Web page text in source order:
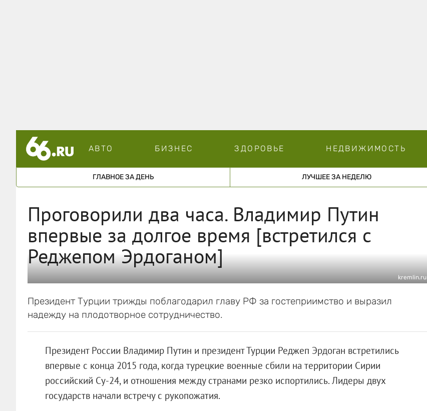
АВТО БИЗНЕС ЗДОРОВЬЕ НЕДВИЖИМОСТЬ
ГЛАВНОЕ ЗА ДЕНЬ ЛУЧШЕЕ ЗА НЕДЕЛЮ
Проговорили два часа. Владимир Путин
впервые за долгое время [встретился с
Реджепом Эрдоганом]
kremlin.ru
Президент Турции трижды поблагодарил главу РФ за гостеприимство и выразил
надежду на плодотворное сотрудничество.
Президент России Владимир Путин и президент Турции Реджеп Эрдоган встретились
впервые с конца 2015 года, когда турецкие военные сбили на территории Сирии
российский Су-24, и отношения между странами резко испортились. Лидеры двух
государств начали встречу с рукопожатия.